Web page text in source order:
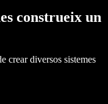
construeix un
crear diversos sistemes